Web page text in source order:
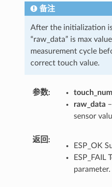
备注
After the initialization
“raw_data” is max
measurement cycle
correct touch value.
参数 touch_num
raw_data–
sensor
返回
ESP_OK
ESP_FAIL
parameter.